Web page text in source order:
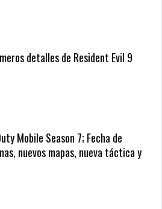
detalles de Resident Evil 9
Mobile Season 7; Fecha de
nuevos mapas, nueva táctica y